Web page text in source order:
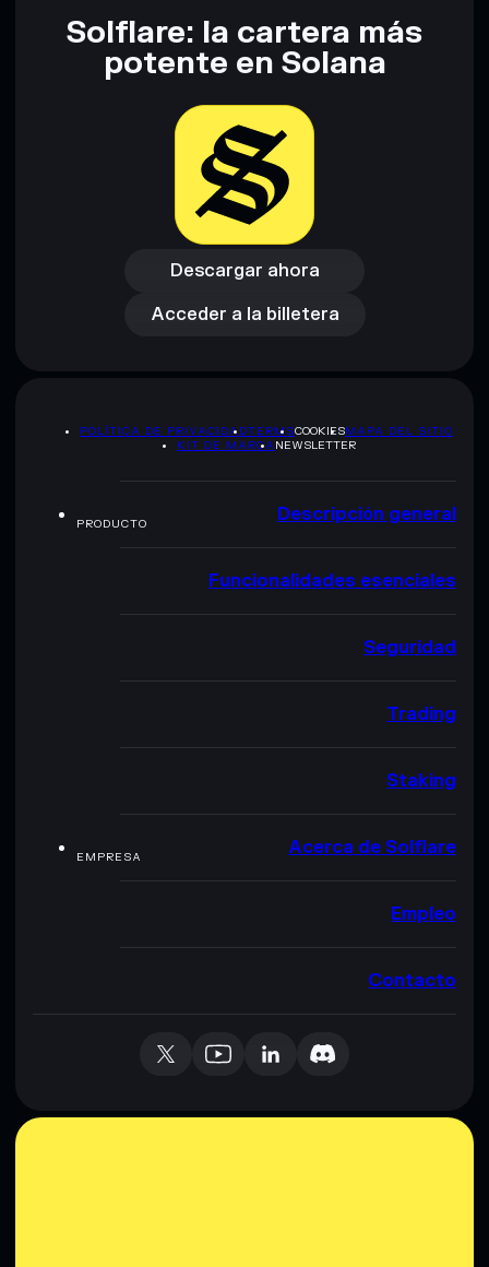
Solflare: la cartera más
potente en Solana
Descargar ahora
Descargar ahora
Acceder a la billetera
Acceder a la billetera
POLÍTICA DE PRIVACIDADTERMSCOOKIESMAPA DEL SITIO
KIT DE MARCA NEWSLETTER
PRODUCTO Descripción general
Funcionalidades esenciales
Seguridad
Trading
Staking
EMPRESA Acerca de Solflare
Empleo
Contacto